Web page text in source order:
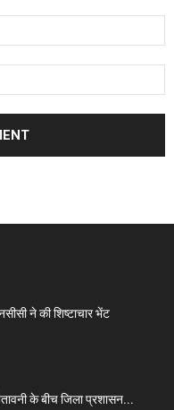
ने की शिष्टाचार भेंट
के बीच जिला प्रशासन...